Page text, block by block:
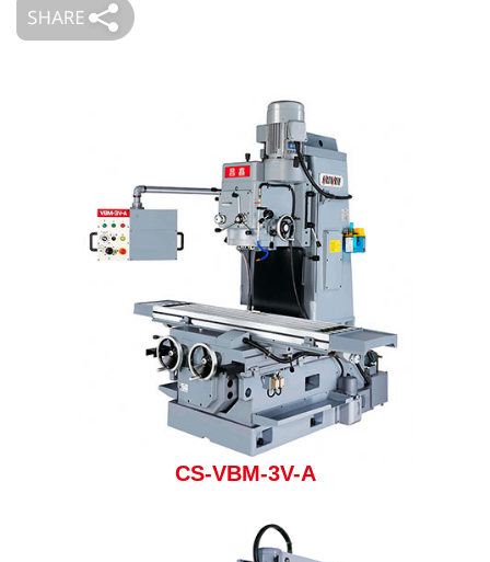
CS-VBM-3V-A